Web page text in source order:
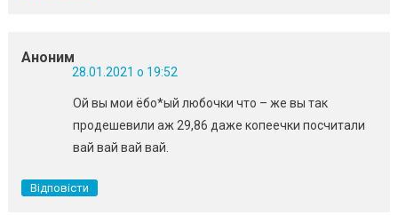
Аноним
28.01.2021 о 19:52
Ой вы мои ёбо*ый любочки что – же вы так
продешевили аж 29,86 даже копеечки посчитали
вай вай вай вай.
Відповісти